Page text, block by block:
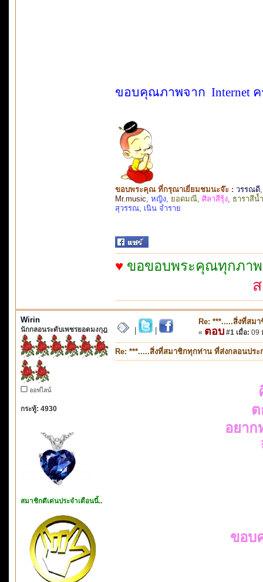
ขอบคุณภาพจาก Internet
ขอบพระคุณ ที่กรุณาเยี่ยมชมนะจ๊ะ : วรรณดี
Mr.music หญิง ยอดมณี ศิลาสีรุ้ง ธาราสีน้
สุวรรณ เนิน จำราย
♥ ขอขอบพระคุณทุกภาพ
Wirin
นักกลอนระดับเพชรยอดมงกุฎ
ออฟไลน์
กระทู้: 4930
สมาชิกดีเด่นประจำเดือนนี้..
Re: ***.....สิ่งที่สม
« ตอบ #1 เมื่อ: 09
Re: ***.....สิ่งที่สมาชิกทุกท่าน ที่ส่งกลอนปร
ต
อยา
ขอบ